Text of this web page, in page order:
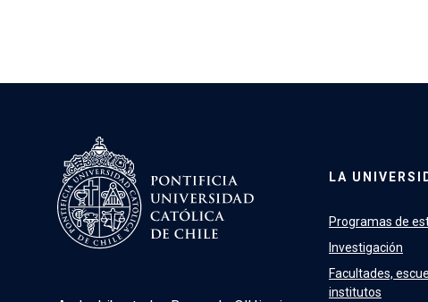
LA
Programas de
Investigación
Facultades,
institutos